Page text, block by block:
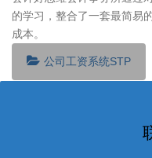
的学习，整合了一套最简易
成本。
公司工资系统STP